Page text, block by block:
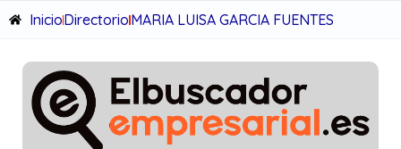
InicioDirectorioMARIA LUISA GARCIA FUENTES